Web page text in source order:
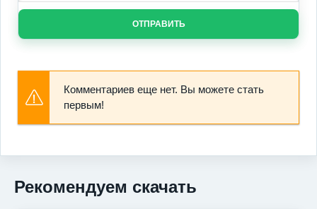
ОТПРАВИТЬ
Комментариев еще нет. Вы можете стать
первым!
Рекомендуем скачать